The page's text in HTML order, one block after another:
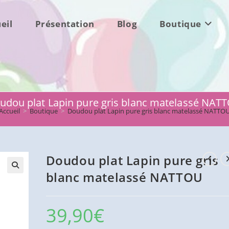
Présentation Blog Boutique
plat Lapin pure gris blanc matelassé
> Boutique > Doudou plat Lapin pure gris blanc matelassé
Doudou plat Lapin pure gris
blanc matelassé NATTOU
39,90€